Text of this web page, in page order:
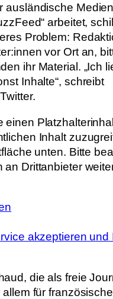
ausländische
arbeitet,
Problem:
vor Ort an,
ihr Material. „Ich
Inhalte“, schreibt
einen
Inhalt
unten. Bitte
an Drittanbieter
akzeptieren und
die als freie
für